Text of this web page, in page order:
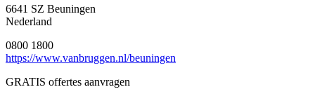
6641 SZ Beuningen
Nederland
0800 1800
https://www.vanbruggen.nl/beuningen
GRATIS offertes aanvragen